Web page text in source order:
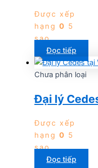
Được xếp
hạng 0 5
sao
Đọc tiếp
Chưa phân loại
Đại lý
Được xếp
hạng 0 5
sao
Đọc tiếp